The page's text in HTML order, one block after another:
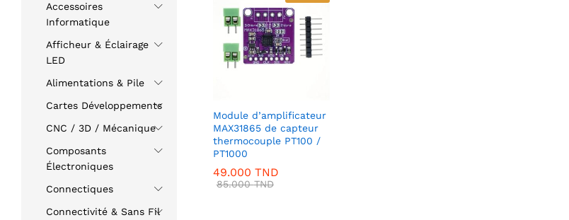
Module d’amplificateur
MAX31865 de capteur
thermocouple PT100 /
PT1000
49.000 TND
85.000TND
Accessoires
Informatique
Afficheur & Éclairage
LED
Alimentations & Pile
Cartes Développements
CNC / 3D / Mécanique
Composants
Électroniques
Connectiques
Connectivité & Sans Fil